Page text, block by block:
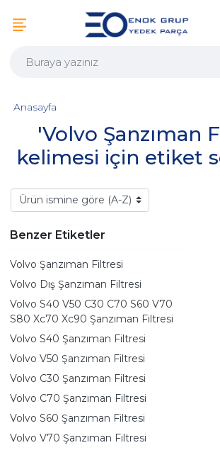
'Volvo Şanzıman
kelimesi için etiket
Anasayfa
Benzer Etiketler
Volvo Şanzıman Filtresi
Volvo Dış Şanzıman Filtresi
Volvo S40 V50 C30 C70 S60 V70
S80 Xc70 Xc90 Şanzıman Filtresi
Volvo S40 Şanzıman Filtresi
Volvo V50 Şanzıman Filtresi
Volvo C30 Şanzıman Filtresi
Volvo C70 Şanzıman Filtresi
Volvo S60 Şanzıman Filtresi
Volvo V70 Şanzıman Filtresi